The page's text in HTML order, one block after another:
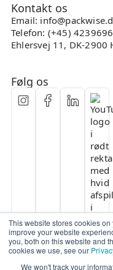
This website stores cookies
improve your website
you, both on this website and
cookies we use, see our
We won't track your
Kontakt os
Email:
Telefon: (+45)
Ehlersvej 11, DK-2900
Følg os